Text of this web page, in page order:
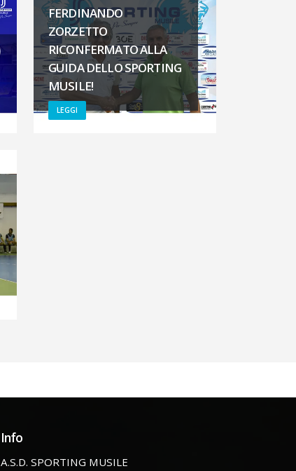
FERDINANDO
ZORZETTO
RICONFERMATO ALLA
GUIDA DELLO SPORTING
MUSILE!
LEGGI
Info
A.S.D. SPORTING MUSILE